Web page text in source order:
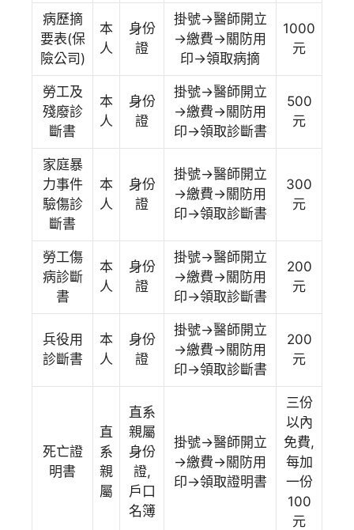
病歷摘
要表(保
險公司)
本
人
身份
證
掛號→醫師開立
→繳費→關防用
印→領取病摘
1000
元
勞工及
殘廢診
斷書
本
人
身份
證
掛號→醫師開立
→繳費→關防用
印→領取診斷書
500
元
家庭暴
力事件
驗傷診
斷書
本
人
身份
證
掛號→醫師開立
→繳費→關防用
印→領取診斷書
300
元
勞工傷
病診斷
書
本
人
身份
證
掛號→醫師開立
→繳費→關防用
印→領取診斷書
200
元
兵役用
診斷書
本
人
身份
證
掛號→醫師開立
→繳費→關防用
印→領取診斷書
200
元
死亡證
明書
直
系
親
屬
直系
親屬
身份
證,
戶口
名簿
掛號→醫師開立
→繳費→關防用
印→領取證明書
三份
以內
免費,
每加
一份
100
元